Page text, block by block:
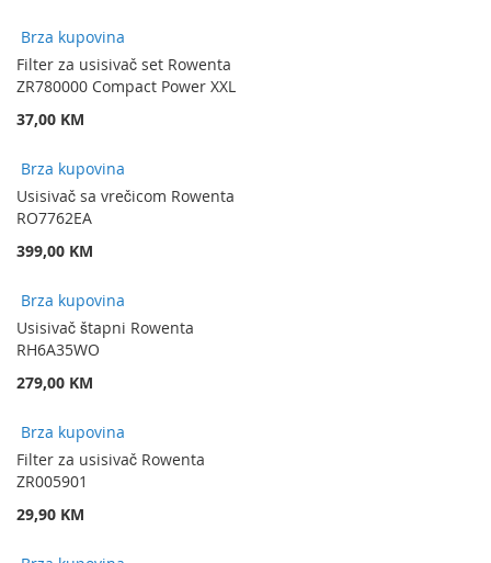
Brza kupovina
Filter za usisivač set Rowenta
ZR780000 Compact Power XXL
37,00 KM
Brza kupovina
Usisivač sa vrečicom Rowenta
RO7762EA
399,00 KM
Brza kupovina
Usisivač štapni Rowenta
RH6A35WO
279,00 KM
Brza kupovina
Filter za usisivač Rowenta
ZR005901
29,90 KM